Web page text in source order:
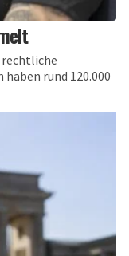
rechtliche
rund 120.000